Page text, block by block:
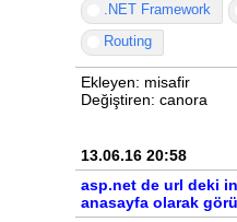
.NET Framework
Routing
Ekleyen: misafir
Değiştiren: canora
13.06.16 20:58
asp.net de url deki
anasayfa olarak